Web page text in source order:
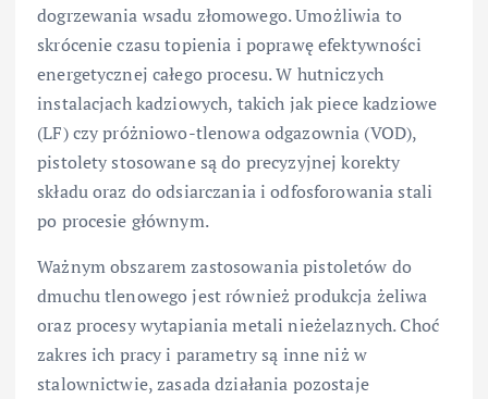
dogrzewania wsadu złomowego. Umożliwia to
skrócenie czasu topienia i poprawę efektywności
energetycznej całego procesu. W hutniczych
instalacjach kadziowych, takich jak piece kadziowe
(LF) czy próżniowo-tlenowa odgazownia (VOD),
pistolety stosowane są do precyzyjnej korekty
składu oraz do odsiarczania i odfosforowania stali
po procesie głównym.
Ważnym obszarem zastosowania pistoletów do
dmuchu tlenowego jest również produkcja żeliwa
oraz procesy wytapiania metali nieżelaznych. Choć
zakres ich pracy i parametry są inne niż w
stalownictwie, zasada działania pozostaje